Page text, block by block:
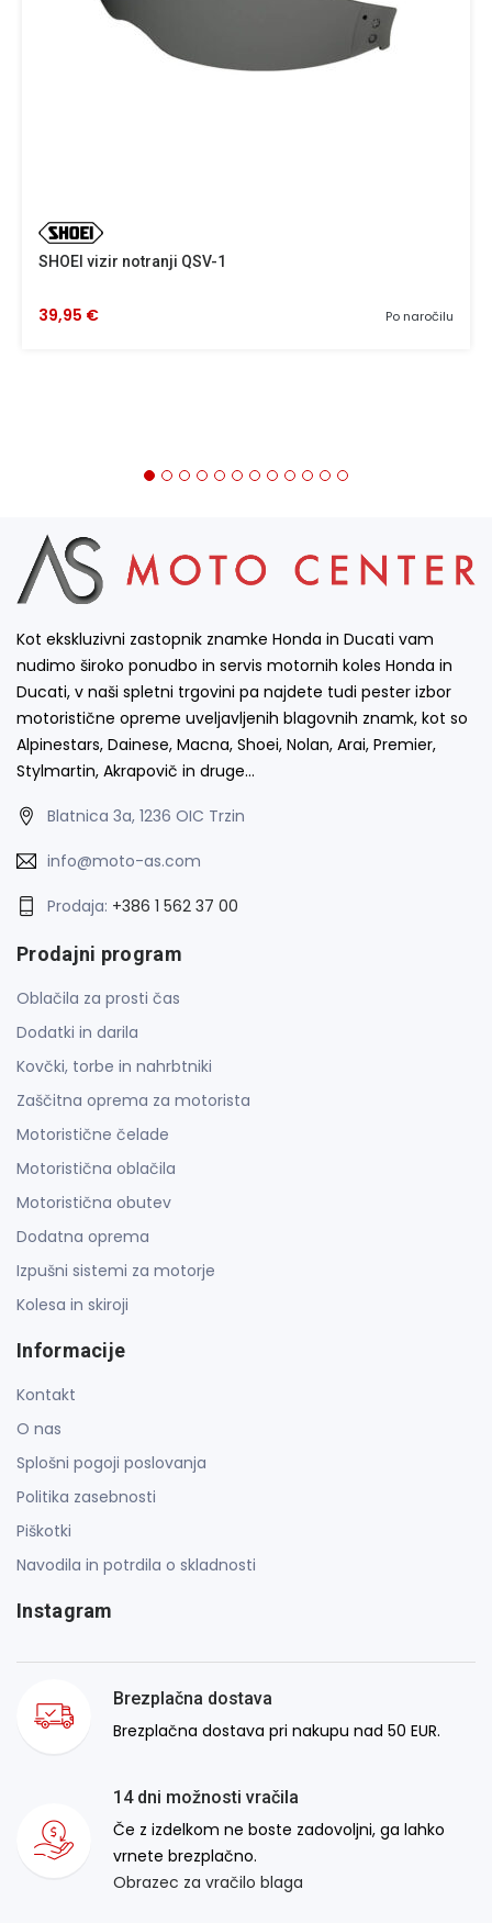
SHOEI vizir notranji QSV-1
Po naročilu
39,95 €
Kot ekskluzivni zastopnik znamke Honda in Ducati vam
nudimo široko ponudbo in servis motornih koles Honda in
Ducati, v naši spletni trgovini pa najdete tudi pester izbor
motoristične opreme uveljavljenih blagovnih znamk, kot so
Alpinestars, Dainese, Macna, Shoei, Nolan, Arai, Premier,
Stylmartin, Akrapovič in druge…
Blatnica 3a, 1236 OIC Trzin
info@moto-as.com
Prodaja: +386 1 562 37 00
Prodajni program
Oblačila za prosti čas
Dodatki in darila
Kovčki, torbe in nahrbtniki
Zaščitna oprema za motorista
Motoristične čelade
Motoristična oblačila
Motoristična obutev
Dodatna oprema
Izpušni sistemi za motorje
Kolesa in skiroji
Informacije
Kontakt
O nas
Splošni pogoji poslovanja
Politika zasebnosti
Piškotki
Navodila in potrdila o skladnosti
Instagram
Brezplačna dostava
Brezplačna dostava pri nakupu nad 50 EUR.
14 dni možnosti vračila
Če z izdelkom ne boste zadovoljni, ga lahko
vrnete brezplačno.
Obrazec za vračilo blaga